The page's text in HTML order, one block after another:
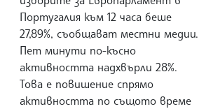
Португалия към 12 часа беше
27,89%, съобщават местни медии.
Пет минути по-късно
активността надхвърли 28%.
Това е повишение спрямо
активността по същото време